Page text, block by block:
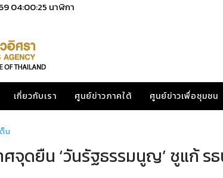
04:00:27 นาฬิกา
เกี่ยวกับเรา ศูนย์ข่าวภาคใต้ ศูนย์ข่าวเพื่อชุมชน
น
ศจุดยืน ‘วันรัฐธรรมนูญ’ ชูแก้ ร